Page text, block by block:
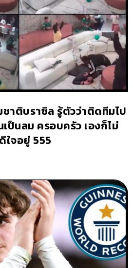
าติบราซิล รู้ตัวว่าติดทีมไป
ป็นลม ครอบครัว เองก็ไม่
ใจอยู่ 555